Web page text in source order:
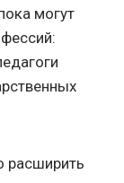
могут
расширить